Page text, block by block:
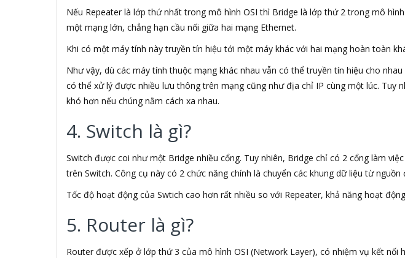
ADB
ADD
ADDLOGIX
ADEP
Adidas
AEG
AeroCool
AFOX
Aglaia
AGPTEK
Agva
ahuang
Aibot
Aigo
Aiphone Corporation
Nếu Repeater là lớp thứ nhất trong mô hình OSI thì Bridge là lớp thứ 2 trong mô
một mạng lớn, chẳng hạn cầu nối giữa hai mạng Ethernet.
Khi có một máy tính này truyền tín hiệu tới một máy khác với hai mạng hoàn toàn
Như vậy, dù các máy tính thuộc mạng khác nhau vẫn có thể truyền tín hiệu cho
có thể xử lý được nhiều lưu thông trên mạng cũng như địa chỉ IP cùng một lúc. Tuy
khó hơn nếu chúng nằm cách xa nhau.
4. Switch là gì?
Switch được coi như một Bridge nhiều cổng. Tuy nhiên, Bridge chỉ có 2 cổng làm
trên Switch. Công cụ này có 2 chức năng chính là chuyển các khung dữ liệu từ
Tốc độ hoạt động của Swtich cao hơn rất nhiều so với Repeater, khả năng hoạt
5. Router là gì?
Router được xếp ở lớp thứ 3 của mô hình OSI (Network Layer), có nhiệm vụ kết nối